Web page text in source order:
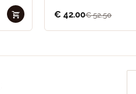
€ 42.00€52.50